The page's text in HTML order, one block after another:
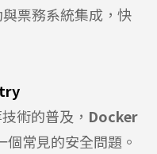
票務系統集成，快
術的普及， Docker
常見的安全問題。